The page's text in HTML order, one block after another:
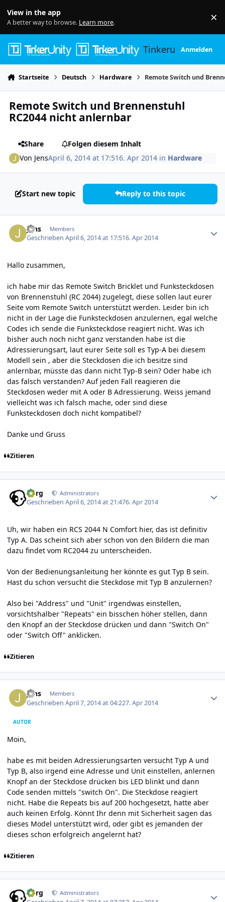
View in the app
A better way to browse. Learn more. ×
TinkerunityAnmelden
Startseite Deutsch Hardware Remote Switch und
Remote Switch und Brennenstuhl
RC2044 nicht anlernbar
Share
Folgen diesem Inhalt
Von JensApril 6, 2014 at 17:516. Apr 2014 in Hardware
Start new topic Reply to this topic
Jens Members
GeschriebenApril 6, 2014 at 17:516. Apr 2014
Hallo zusammen,
ich habe mir das Remote Switch Bricklet und Funksteckdosen
von Brennenstuhl (RC 2044) zugelegt, diese sollen laut eurer
Seite vom Remote Switch unterstützt werden. Leider bin ich
nicht in der Lage die Funksteckdosen anzulernen, egal welche
Codes ich sende die Funksteckdose reagiert nicht. Was ich
bisher auch noch nicht ganz verstanden habe ist die
Adressierungsart, laut eurer Seite soll es Typ-A bei diesem
Modell sein , aber die Steckdosen die ich besitze sind
anlernbar, müsste das dann nicht Typ-B sein? Oder habe ich
das falsch verstanden? Auf jeden Fall reagieren die
Steckdosen weder mit A oder B Adressierung. Weiss jemand
vielleicht was ich falsch mache, oder sind diese
Funksteckdosen doch nicht kompatibel?
Danke und Gruss
Zitieren
borg Administrators
GeschriebenApril 6, 2014 at 21:476. Apr 2014
Uh, wir haben ein RCS 2044 N Comfort hier, das ist definitiv
Typ A. Das scheint sich aber schon von den Bildern die man
dazu findet vom RC2044 zu unterscheiden.
Von der Bedienungsanleitung her könnte es gut Typ B sein.
Hast du schon versucht die Steckdose mit Typ B anzulernen?
Also bei "Address" und "Unit" irgendwas einstellen,
vorsichtshalber "Repeats" ein bisschen höher stellen, dann
den Knopf an der Steckdose drücken und dann "Switch On"
oder "Switch Off" anklicken.
Zitieren
Jens Members
GeschriebenApril 7, 2014 at 04:227. Apr 2014
AUTOR
Moin,
habe es mit beiden Adressierungsarten versucht Typ A und
Typ B, also irgend eine Adresse und Unit einstellen, anlernen
Knopf an der Steckdose drücken bis LED blinkt und dann
Code senden mittels "switch On". Die Steckdose reagiert
nicht. Habe die Repeats bis auf 200 hochgesetzt, hatte aber
auch keinen Erfolg. Könnt Ihr denn mit Sicherheit sagen das
dieses Model unterstützt wird, oder gibt es jemanden der
dieses schon erfolgreich angelernt hat?
Zitieren
borg Administrators